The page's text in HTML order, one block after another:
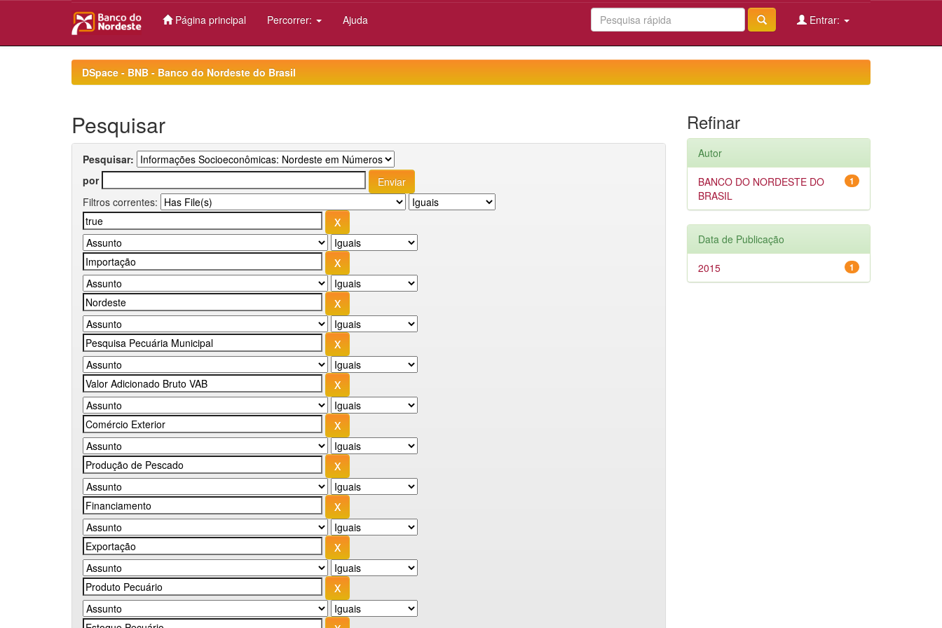
Página principal Percorrer: Ajuda Entrar:
DSpace - BNB - Banco do Nordeste do Brasil
Pesquisar
Pesquisar:
por
Filtros correntes:
Refinar
Autor
1
BANCO DO NORDESTE DO
BRASIL
Data de Publicação
1
2015